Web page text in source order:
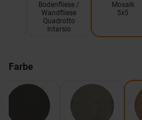
Bodenfliese /
Wandfliese
Quadrotto
Intarsio
Mosaik
5x5
Farbe